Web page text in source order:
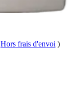
Hors frais d'envoi )